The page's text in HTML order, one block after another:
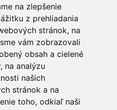
na zlepšenie
z prehliadania
stránok, na
vám zobrazovali
obsah a cielené
na analýzu
našich
stránok a na
toho, odkiaľ naši
Cena od 3,17€